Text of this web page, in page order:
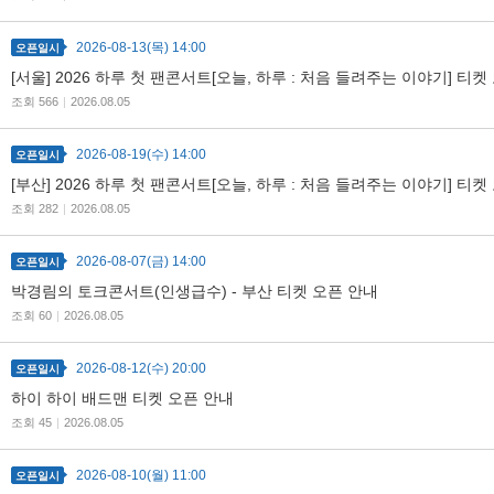
예
오픈일시 2026-08-13(목) 14:00
[서울] 2026 하루 첫 팬콘서트[오늘, 하루 : 처음 들려주는 이야기] 티켓
조회 566 | 2026.08.05
오픈일시 2026-08-19(수) 14:00
[부산] 2026 하루 첫 팬콘서트[오늘, 하루 : 처음 들려주는 이야기] 티켓
조회 282 | 2026.08.05
오픈일시 2026-08-07(금) 14:00
박경림의 토크콘서트(인생급수) - 부산 티켓 오픈 안내
조회 60 | 2026.08.05
오픈일시 2026-08-12(수) 20:00
하이 하이 배드맨 티켓 오픈 안내
조회 45 | 2026.08.05
오픈일시 2026-08-10(월) 11:00